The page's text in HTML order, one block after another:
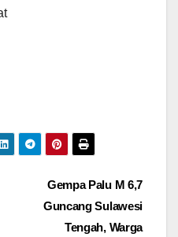
Gempa Palu M 6,7
Guncang Sulawesi
Tengah, Warga